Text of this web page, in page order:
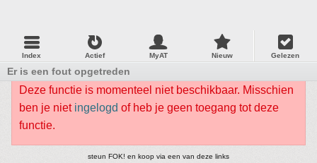
Index Actief MyAT Nieuw Gelezen
Er is een fout opgetreden
Deze functie is momenteel niet beschikbaar. Misschien
ben je niet ingelogd of heb je geen toegang tot deze
functie.
steun FOK! en koop via een van deze links